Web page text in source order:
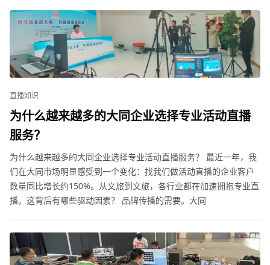
直播知识
为什么越来越多的大同企业选择专业活动直播
服务？
为什么越来越多的大同企业选择专业活动直播服务？ 最近一年，我
们在大同市场明显感受到一个变化：找我们做活动直播的企业客户
数量同比增长约150%。从文旅到文旅，各行业都在加速拥抱专业直
播。这背后有哪些驱动因素？ 品牌传播的需要。大同